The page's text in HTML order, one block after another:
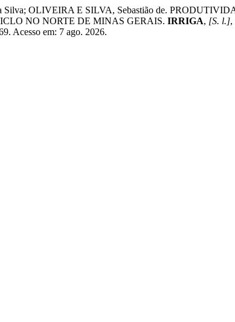
Silva; OLIVEIRA E SILVA, Sebastião de.
NO NORTE DE MINAS GERAIS. IRRIGA, [S. l.],
Acesso em: 7 ago. 2026.